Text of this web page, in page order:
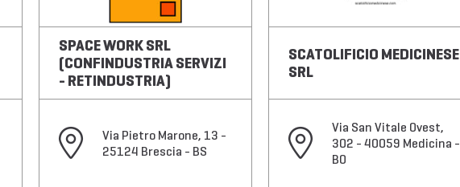
SPACE WORK SRL
(CONFINDUSTRIA SERVIZI
- RETINDUSTRIA)
Via Pietro Marone, 13 -
25124 Brescia - BS
SCATOLIFICIO MEDICINESE
SRL
Via San Vitale Ovest,
302 - 40059 Medicina -
BO